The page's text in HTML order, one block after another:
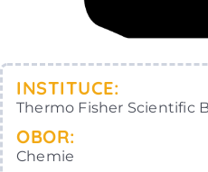
INSTITUCE:
Thermo Fisher Scientific
OBOR:
Chemie